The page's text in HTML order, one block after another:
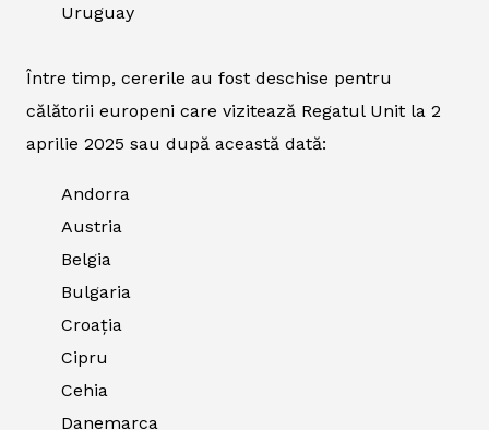
Uruguay
Între timp, cererile au fost deschise pentru
călătorii europeni care vizitează Regatul Unit la 2
aprilie 2025 sau după această dată:
Andorra
Austria
Belgia
Bulgaria
Croația
Cipru
Cehia
Danemarca